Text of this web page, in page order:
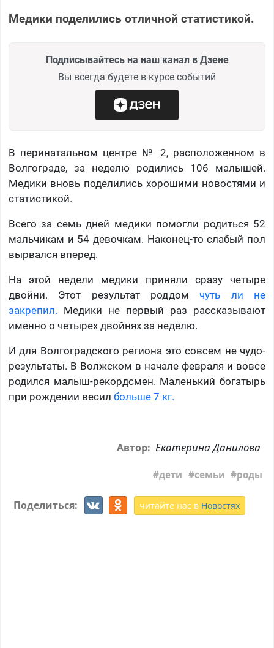
Медики поделились отличной статистикой.
Подписывайтесь на наш канал в Дзене
Вы всегда будете в курсе событий
В перинатальном центре № 2, расположенном в
Волгограде, за неделю родились 106 малышей.
Медики вновь поделились хорошими новостями и
статистикой.
Всего за семь дней медики помогли родиться 52
мальчикам и 54 девочкам. Наконец-то слабый пол
вырвался вперед.
На этой недели медики приняли сразу четыре
двойни. Этот результат роддомчуть ли не
закрепил. Медики не первый раз рассказывают
именно о четырех двойнях за неделю.
И для Волгоградского региона это совсем не чудо-
результаты. В Волжском в начале февраля и вовсе
родился малыш-рекордсмен. Маленький богатырь
при рождении весил больше 7 кг.
Автор: Екатерина Данилова
дети семьи роды
Поделиться: читайте нас в Новостях